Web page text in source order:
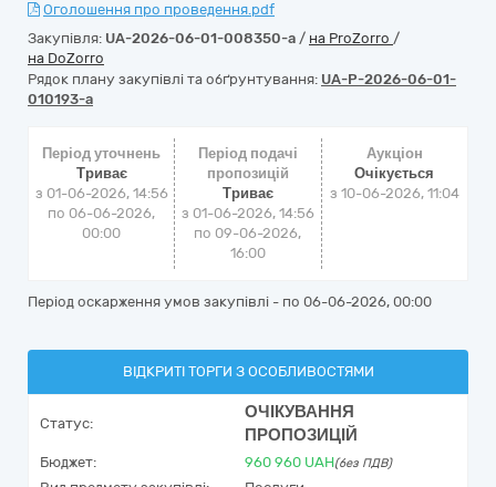
Оголошення про проведення.pdf
Закупівля: UA-2026-06-01-008350-a / на ProZorro /
на DoZorro
Рядок плану закупівлі та обґрунтування: UA-P-2026-06-01-
010193-a
Період уточнень
Триває
з 01-06-2026, 14:56
по 06-06-2026,
00:00
Період подачі
пропозицій
Триває
з 01-06-2026, 14:56
по 09-06-2026,
16:00
Аукціон
Очікується
з 10-06-2026, 11:04
Період оскарження умов закупівлі - по 06-06-2026, 00:00
ВІДКРИТІ ТОРГИ З ОСОБЛИВОСТЯМИ
Статус:
ОЧІКУВАННЯ
ПРОПОЗИЦІЙ
Бюджет: 960 960 UAH(без ПДВ)